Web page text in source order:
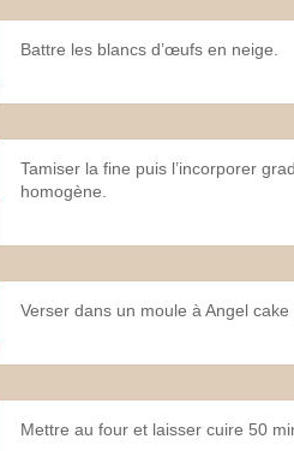
Battre les blancs d’œufs en neige.
Tamiser la fine puis l’incorporer
homogène.
Verser dans un moule à Angel
Mettre au four et laisser cuire 50